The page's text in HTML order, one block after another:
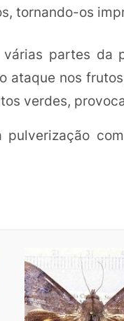
tornando-os
partes da
ataque nos
verdes,
pulverização